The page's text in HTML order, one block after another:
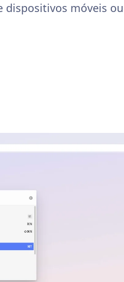
dispositivos móveis